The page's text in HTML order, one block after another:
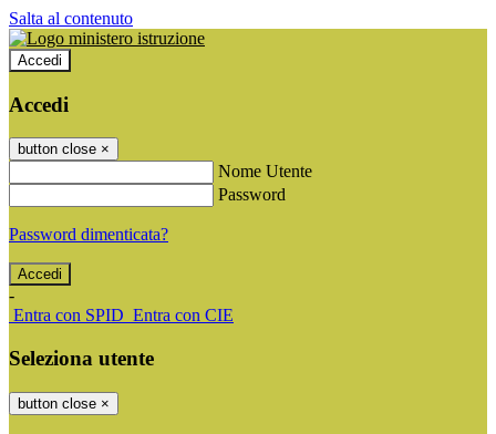
Salta al contenuto
Accedi
Accedi
button close ×
Nome Utente
Password
Password dimenticata?
-
Entra con SPID Entra con CIE
Seleziona utente
button close ×